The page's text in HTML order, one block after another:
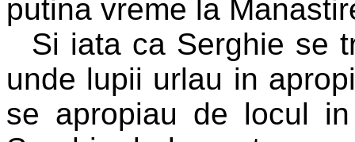
putina vreme la
Si iata ca Serghie se
unde lupii urlau in
se apropiau de locul